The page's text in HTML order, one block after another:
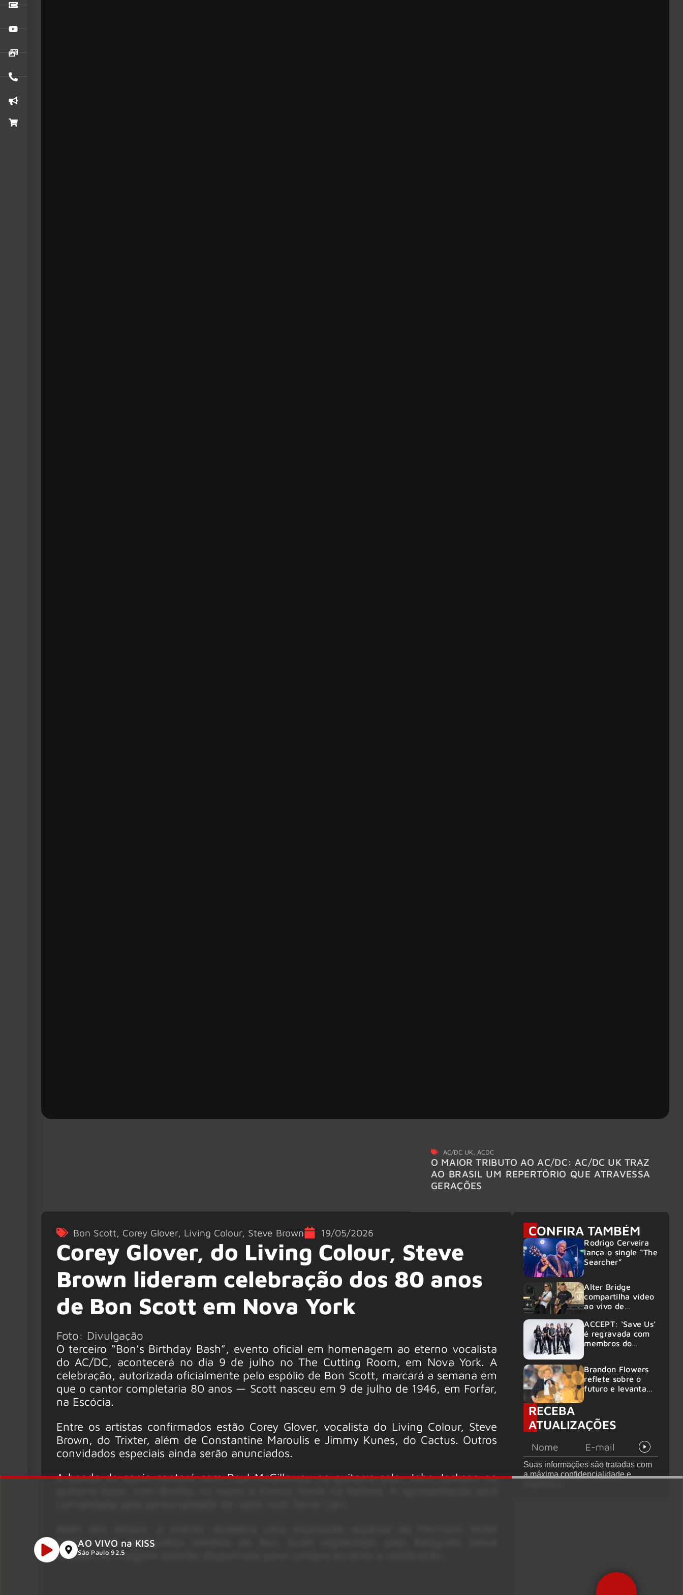
AC/DC UK ACDC
O MAIOR TRIBUTO AO AC/DC: AC/DC UK TRAZ
AO BRASIL UM REPERTÓRIO QUE ATRAVESSA
GERAÇÕES
Bon Scott, Corey Glover, Living Colour, Steve Brown 19/05/2026
Corey Glover, do Living Colour, Steve
Brown lideram celebração dos 80 anos
de Bon Scott em Nova York
Foto: Divulgação
O terceiro “Bon’s Birthday Bash”, evento oficial em homenagem ao eterno vocalista
do AC/DC, acontecerá no dia 9 de julho no The Cutting Room, em Nova York. A
celebração, autorizada oficialmente pelo espólio de Bon Scott, marcará a semana em
que o cantor completaria 80 anos — Scott nasceu em 9 de julho de 1946, em Forfar,
na Escócia.
Entre os artistas confirmados estão Corey Glover, vocalista do Living Colour, Steve
Brown, do Trixter, além de Constantine Maroulis e Jimmy Kunes, do Cactus. Outros
convidados especiais ainda serão anunciados.
A banda de apoio contará com Paul McGilloway na guitarra solo, John Jackson na
Gallery com fotografias inéditas de Bon Scott registradas pelo fotógrafo Steve
Joester. As imagens estarão disponíveis para compra durante a celebração.
CONFIRA TAMBÉM
Rodrigo Cerveira
lança o single “The
Searcher”
Alter Bridge
compartilha vídeo
ao vivo de
no Rock am Ring
2026
ACCEPT: ‘Save Us’
é regravada com
membros do
Brandon Flowers
reflete sobre o
futuro e levanta
RECEBA
ATUALIZAÇÕES
Suas informações são tratadas com
a máxima confidencialidade e
AO VIVO na KISS
São Paulo 92.5